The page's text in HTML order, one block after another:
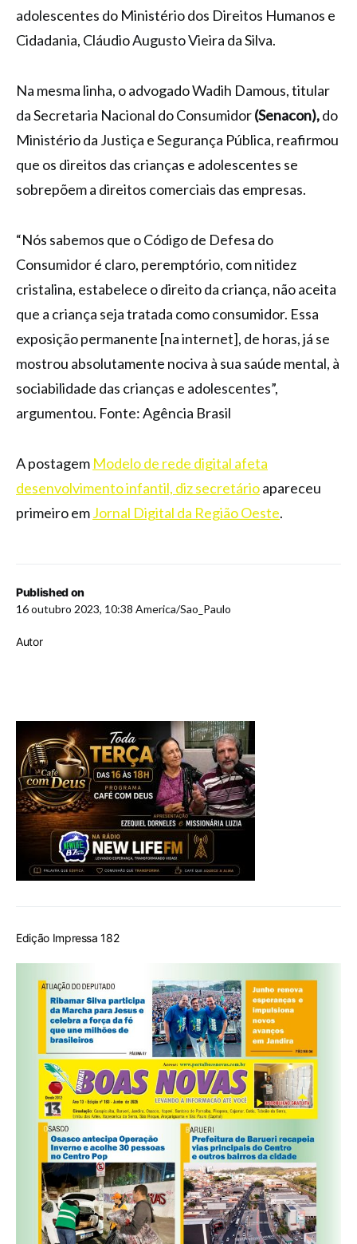
Published on
16 outubro 2023, 10:38 America/Sao_Paulo
Autor
adolescentes do Ministério dos Direitos Humanos e
Cidadania, Cláudio Augusto Vieira da Silva.
Na mesma linha, o advogado Wadih Damous, titular
da Secretaria Nacional do Consumidor(Senacon),do
Ministério da Justiça e Segurança Pública, reafirmou
que os direitos das crianças e adolescentes se
sobrepõem a direitos comerciais das empresas.
“Nós sabemos que o Código de Defesa do
Consumidor é claro, peremptório, com nitidez
cristalina, estabelece o direito da criança, não aceita
que a criança seja tratada como consumidor. Essa
exposição permanente [na internet], de horas, já se
mostrou absolutamente nociva à sua saúde mental, à
sociabilidade das crianças e adolescentes”,
argumentou. Fonte: Agência Brasil
A postagem Modelo de rede digital afeta
desenvolvimento infantil, diz secretárioapareceu
primeiro emJornal Digital da Região Oeste.
Edição Impressa 182